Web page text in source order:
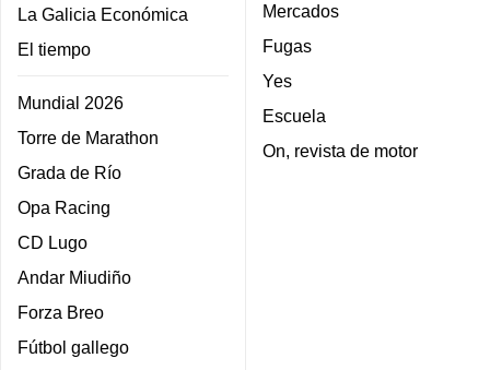
La Galicia Económica
El tiempo
Mundial 2026
Torre de Marathon
Grada de Río
Opa Racing
CD Lugo
Andar Miudiño
Forza Breo
Fútbol gallego
Mercados
Fugas
Yes
Escuela
On, revista de motor